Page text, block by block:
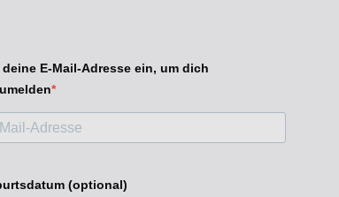
deine E-Mail-Adresse ein, um dich
(optional)